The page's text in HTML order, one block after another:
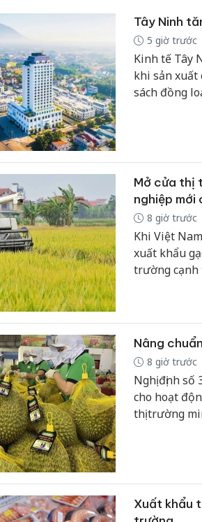
Tây Ninh
5 giờ trước
Kinh tế Tây
khi sản xuất
sách đồng
Mở cửa thị
nghiệp mới
8 giờ trước
Khi Việt
xuất khẩu
trường cạnh
có "lịch sử"
nhỏ vẫn gặp
Nâng
8 giờ trước
Nghị định
cho hoạt
thị trường
Xuất khẩu